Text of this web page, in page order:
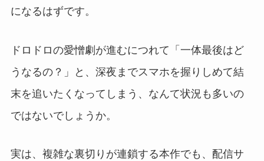
になるはずです。
ドロドロの愛憎劇が進むにつれて「一体最後はど
うなるの？」と、深夜までスマホを握りしめて結
末を追いたくなってしまう、なんて状況も多いの
ではないでしょうか。
実は、複雑な裏切りが連鎖する本作でも、配信サ